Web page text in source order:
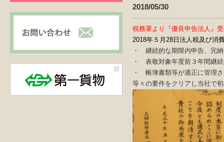
2018/05/30
税務署より『優良申告法人』
2018年５月28日法人税及び消
・ 継続的な期限内申告、完納
・ 表敬対象年度前３年間継
・ 帳簿書類等が適正に管理
等々の要件をクリアし当社で